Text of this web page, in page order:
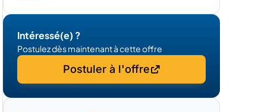
Intéressé(e) ?
Postulez dès maintenant à cette offre
Postuler à l'offre